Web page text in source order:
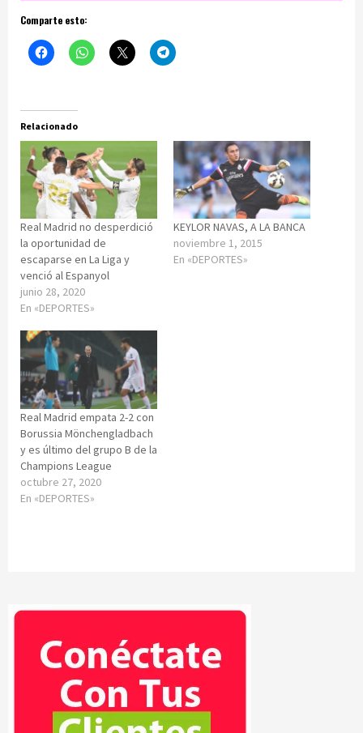
Comparte esto:
Relacionado
Real Madrid no desperdició
la oportunidad de
escaparse en La Liga y
venció al Espanyol
junio 28, 2020
En «DEPORTES»
KEYLOR NAVAS, A LA BANCA
noviembre 1, 2015
En «DEPORTES»
Real Madrid empata 2-2 con
Borussia Mönchengladbach
y es último del grupo B de la
Champions League
octubre 27, 2020
En «DEPORTES»